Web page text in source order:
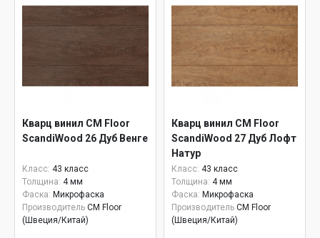
Кварц винил CM Floor
ScandiWood 26 Дуб Венге
Класс: 43 класс
Толщина: 4 мм
Фаска: Микрофаска
Производитель CM Floor
(Швеция/Китай)
Кварц винил CM Floor
ScandiWood 27 Дуб Лофт
Натур
Класс: 43 класс
Толщина: 4 мм
Фаска: Микрофаска
Производитель CM Floor
(Швеция/Китай)